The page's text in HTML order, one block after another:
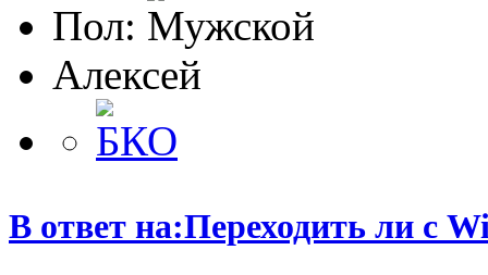
Пол:
Алексей
В ответ на:Переходить ли с